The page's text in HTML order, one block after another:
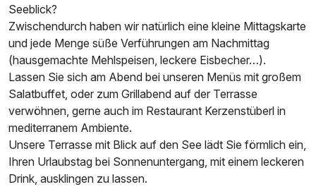
Doppelzimmer Standard
2 Erwachsene und 1 Kind
Seeblick?
Zwischendurch haben wir natürlich eine kleine Mittagskarte
und jede Menge süße Verführungen am Nachmittag
(hausgemachte Mehlspeisen, leckere Eisbecher…).
Lassen Sie sich am Abend bei unseren Menüs mit großem
Salatbuffet, oder zum Grillabend auf der Terrasse
verwöhnen, gerne auch im Restaurant Kerzenstüberl in
mediterranem Ambiente.
Unsere Terrasse mit Blick auf den See lädt Sie förmlich ein,
Ihren Urlaubstag bei Sonnenuntergang, mit einem leckeren
Drink, ausklingen zu lassen.